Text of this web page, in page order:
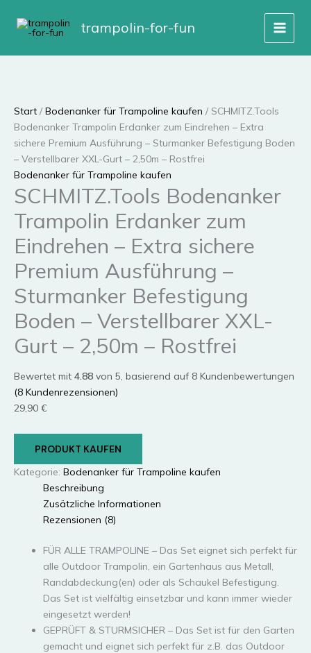
Inhalt
springen
trampolin-for-fun
Start / Bodenanker für Trampoline kaufen / SCHMITZ.Tools
Bodenanker Trampolin Erdanker zum Eindrehen – Extra
sichere Premium Ausführung – Sturmanker Befestigung Boden
– Verstellbarer XXL-Gurt – 2,50m – Rostfrei
Bodenanker für Trampoline kaufen
SCHMITZ.Tools Bodenanker
Trampolin Erdanker zum
Eindrehen – Extra sichere
Premium Ausführung –
Sturmanker Befestigung
Boden – Verstellbarer XXL-
Gurt – 2,50m – Rostfrei
Bewertet mit 4.88 von 5, basierend auf 8 Kundenbewertungen
(8 Kundenrezensionen)
29,90 €
PRODUKT KAUFEN
Kategorie: Bodenanker für Trampoline kaufen
Beschreibung
Zusätzliche Informationen
Rezensionen (8)
FÜR ALLE TRAMPOLINE – Das Set eignet sich perfekt für
alle Outdoor Trampolin, ein Gartenhaus aus Metall,
Randabdeckung(en) oder als Schaukel Befestigung.
Das Set ist vielfältig einsetzbar und kann immer wieder
eingesetzt werden!
GEPRÜFT & STURMSICHER – Das Set ist für den Garten
gemacht und eignet sich perfekt für z.B. das Outdoor
Angebot!
Angebot!
Angebot!
Angebot!